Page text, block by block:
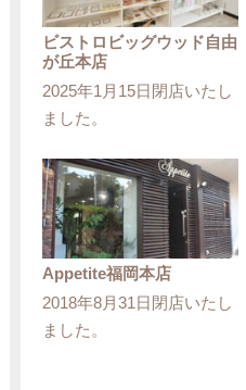
ビストロビッグウッド自由
が丘本店
2025年1月15日閉店いたし
ました。
Appetite福岡本店
2018年8月31日閉店いたし
ました。